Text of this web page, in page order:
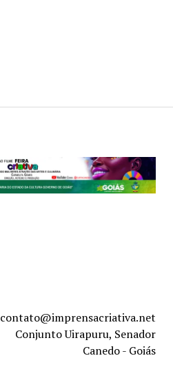
contato@imprensacriativa.net
Conjunto Uirapuru, Senador
Canedo - Goiás